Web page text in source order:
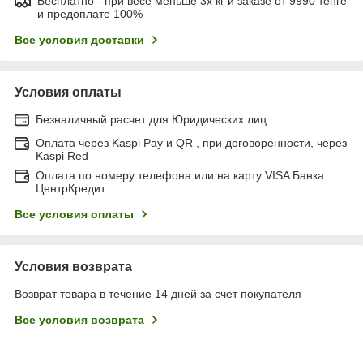
и предоплате 100%
Все условия доставки
Условия оплаты
Безналичный расчет для Юридических лиц
Оплата через Kaspi Pay и QR , при договоренности, через
Kaspi Red
Оплата по номеру телефона или на карту VISA Банка
ЦентрКредит
Все условия оплаты
Условия возврата
Возврат товара в течение 14 дней за счет покупателя
Все условия возврата